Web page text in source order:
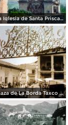
La Iglesia de Santa Prisca, por el fotógrafo T. Enami, de Yokohama, Japón (1934)
Plaza de La Borda Taxco Guerrero.